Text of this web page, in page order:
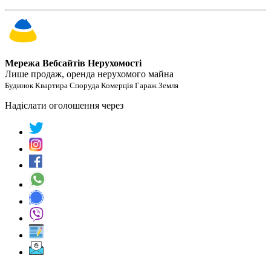
Мережа Вебсайтів Нерухомості
Лише продаж, оренда нерухомого майна
Будинок Квартира Споруда Комерція Гараж Земля
Надіслати оголошення через